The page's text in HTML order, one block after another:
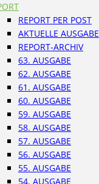
REPORT PER POST
AKTUELLE AUSGABE
REPORT-ARCHIV
63. AUSGABE
62. AUSGABE
61. AUSGABE
60. AUSGABE
59. AUSGABE
58. AUSGABE
57. AUSGABE
56. AUSGABE
55. AUSGABE
54. AUSGABE